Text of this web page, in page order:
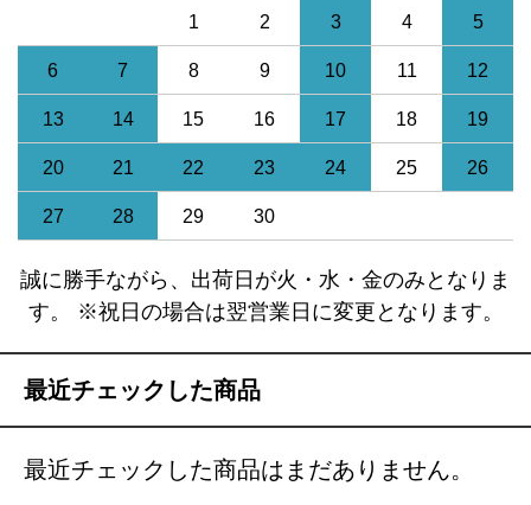
1 2 3 4 5
6 7 8 9 10 11 12
13 14 15 16 17 18 19
20 21 22 23 24 25 26
27 28 29 30
誠に勝手ながら、出荷日が火・水・金のみとなりま
す。 ※祝日の場合は翌営業日に変更となります。
最近チェックした商品
最近チェックした商品はまだありません。